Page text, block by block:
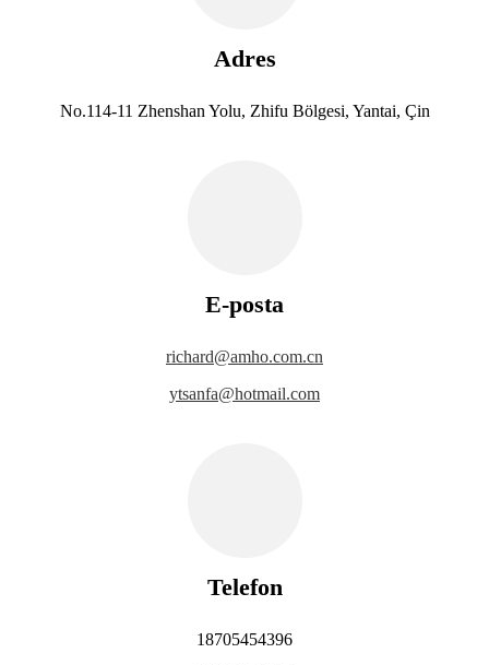
Adres
No.114-11 Zhenshan Yolu, Zhifu Bölgesi, Yantai, Çin
E-posta
richard@amho.com.cn
ytsanfa@hotmail.com
Telefon
18705454396